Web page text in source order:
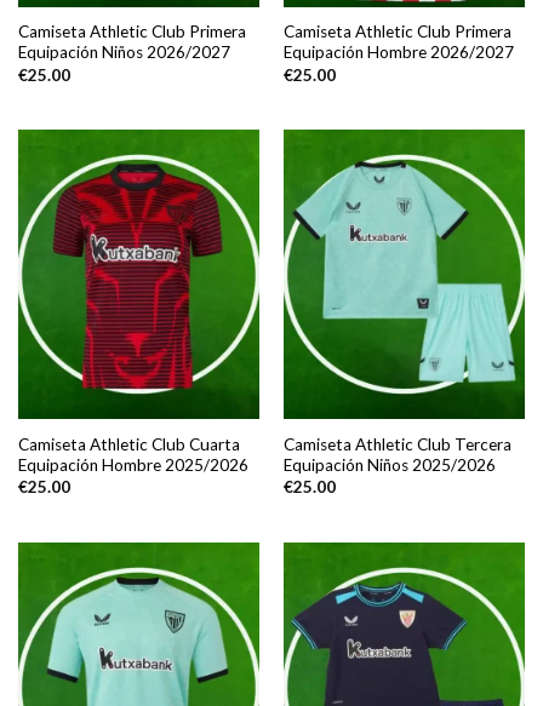
Camiseta Athletic Club Primera
Equipación Niños 2026/2027
€25.00
Camiseta Athletic Club Primera
Equipación Hombre 2026/2027
€25.00
Camiseta Athletic Club Cuarta
Equipación Hombre 2025/2026
€25.00
Camiseta Athletic Club Tercera
Equipación Niños 2025/2026
€25.00